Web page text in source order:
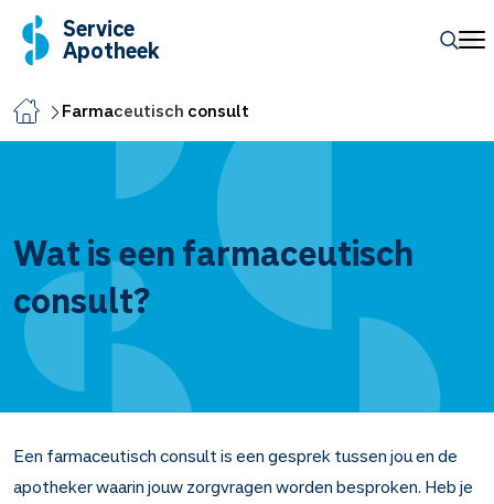
Service
Apotheek
Farmaceutisch consult
Wat is een farmaceutisch
consult?
Een farmaceutisch consult is een gesprek tussen jou en de
apotheker waarin jouw zorgvragen worden besproken. Heb je